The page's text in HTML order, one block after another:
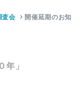
査会 開催延期のお知
年」